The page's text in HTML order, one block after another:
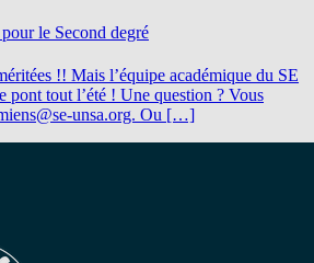
le Second degré
!! Mais l’équipe académique du SE
pont tout l’été ! Une question ? Vous
unsa.org. Ou […]